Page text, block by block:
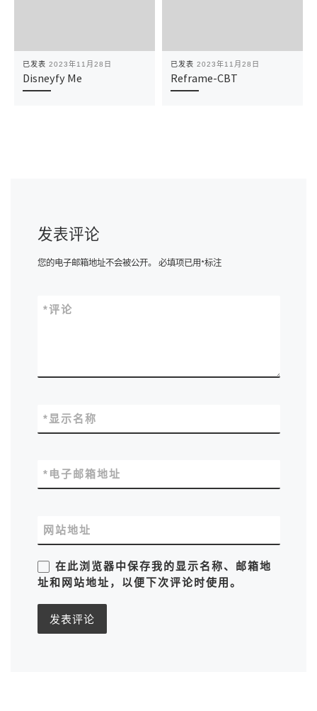
已发表 2023年11月28日
Disneyfy Me
已发表 2023年11月28日
Reframe-CBT
发表评论
您的电子邮箱地址不会被公开。 必填项已用*标注
评论
*
显示名称
*
电子邮箱地址
*
网站地址
在此浏览器中保存我的显示名称、邮箱地
址和网站地址，以便下次评论时使用。